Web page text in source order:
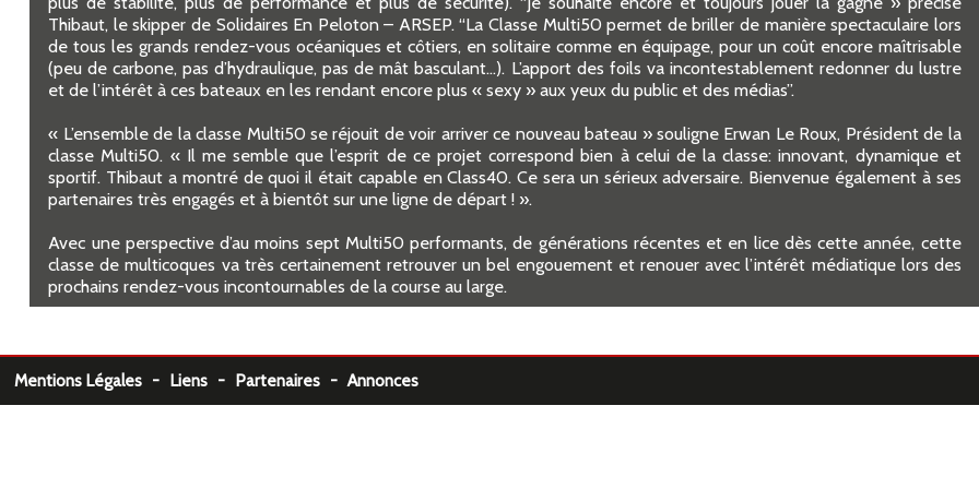
Thibaut, le skipper de Solidaires En Peloton – ARSEP. “La Classe Multi50 permet de briller de manière spectaculaire lors
de tous les grands rendez-vous océaniques et côtiers, en solitaire comme en équipage, pour un coût encore maîtrisable
(peu de carbone, pas d’hydraulique, pas de mât basculant…). L’apport des foils va incontestablement redonner du lustre
et de l’intérêt à ces bateaux en les rendant encore plus « sexy » aux yeux du public et des médias”.
« L’ensemble de la classe Multi50 se réjouit de voir arriver ce nouveau bateau » souligne Erwan Le Roux, Président de la
classe Multi50. « Il me semble que l’esprit de ce projet correspond bien à celui de la classe: innovant, dynamique et
sportif. Thibaut a montré de quoi il était capable en Class40. Ce sera un sérieux adversaire. Bienvenue également à ses
partenaires très engagés et à bientôt sur une ligne de départ ! ».
Avec une perspective d’au moins sept Multi50 performants, de générations récentes et en lice dès cette année, cette
classe de multicoques va très certainement retrouver un bel engouement et renouer avec l’intérêt médiatique lors des
prochains rendez-vous incontournables de la course au large.
Mentions Légales - Liens - Partenaires -Annonces